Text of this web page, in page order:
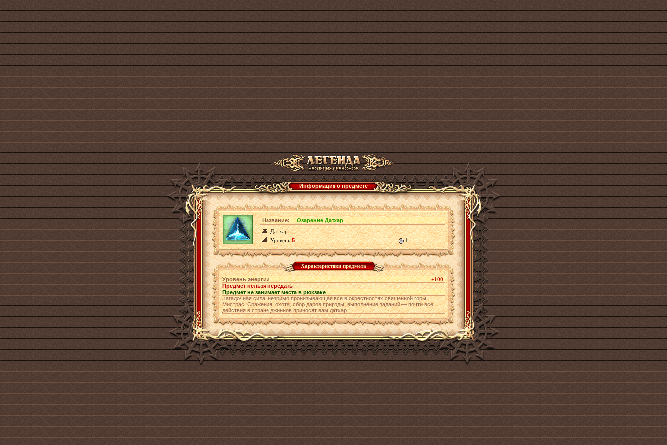
Информация о предмете
Название:
Озарение Датхар
Датхар
Уровень5 1
Характеристики предмета
Уровень энергии
+100
Предмет нельзя передать
Предмет не занимает места в рюкзаке
Загадочная сила, незримо пронизывающая всё в окрестностях священной горы
Мистрас. Сражения, охота, сбор даров природы, выполнение заданий — почти все
действия в стране джиннов приносят вам датхар.